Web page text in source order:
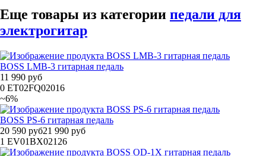
Еще товары из категории педали для
электрогитар
BOSS LMB-3 гитарная педаль
11 990 руб
0 ET02FQ02016
~6%
BOSS PS-6 гитарная педаль
20 590 руб21 990 руб
1 EV01BX02126